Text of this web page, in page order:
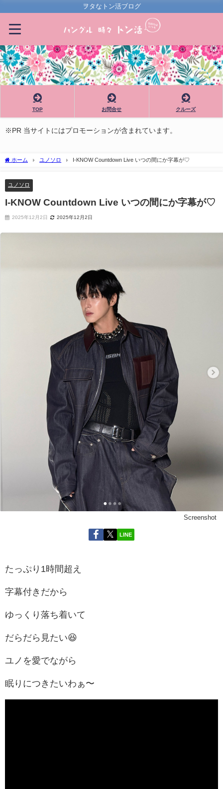
ヲタなトン活ブログ
TOP お問合せ クルーズ
※PR 当サイトにはプロモーションが含まれています。
ホーム ユノソロ I-KNOW Countdown Live いつの間にか字幕が♡
ユノソロ
I-KNOW Countdown Live いつの間にか字幕が♡
2025年12月2日 2025年12月2日
Screenshot
LINE
たっぷり1時間超え
字幕付きだから
ゆっくり落ち着いて
だらだら見たい😆
ユノを愛でながら
眠りにつきたいわぁ〜